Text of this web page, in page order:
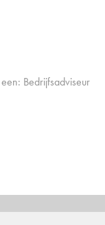
Bedrijfsadviseur